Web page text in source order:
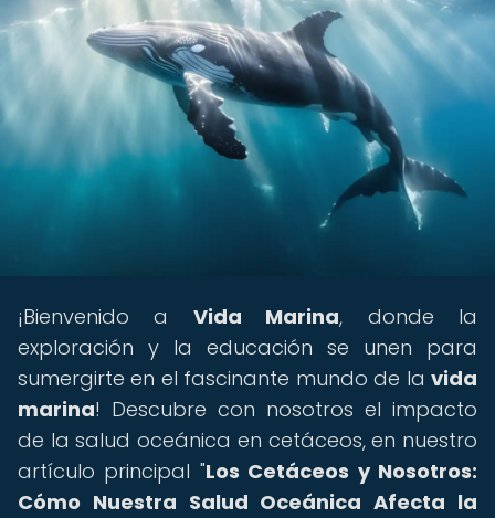
¡Bienvenido a Vida Marina, donde la
exploración y la educación se unen para
sumergirte en el fascinante mundo de la vida
marina! Descubre con nosotros el impacto
de la salud oceánica en cetáceos, en nuestro
artículo principal "Los Cetáceos y Nosotros:
Cómo Nuestra Salud Oceánica Afecta la